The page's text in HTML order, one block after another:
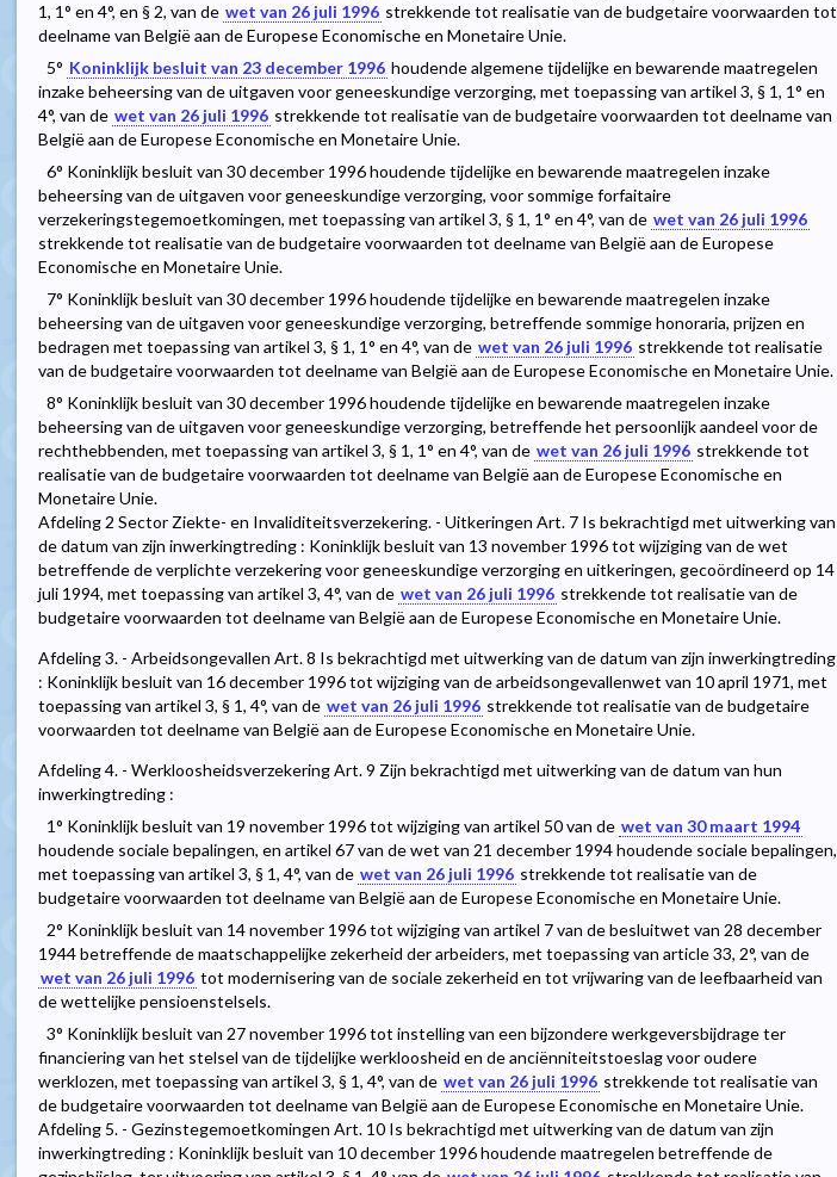
1, 1° en 4°, en § 2, van de wet van 26 juli 1996 strekkende tot realisatie van de budgetaire voorwaarden tot
deelname van België aan de Europese Economische en Monetaire Unie.
5° Koninklijk besluit van 23 december 1996 houdende algemene tijdelijke en bewarende maatregelen
inzake beheersing van de uitgaven voor geneeskundige verzorging, met toepassing van artikel 3, § 1, 1° en
4°, van de wet van 26 juli 1996 strekkende tot realisatie van de budgetaire voorwaarden tot deelname van
België aan de Europese Economische en Monetaire Unie.
6° Koninklijk besluit van 30 december 1996 houdende tijdelijke en bewarende maatregelen inzake
beheersing van de uitgaven voor geneeskundige verzorging, voor sommige forfaitaire
verzekeringstegemoetkomingen, met toepassing van artikel 3, § 1, 1° en 4°, van de wet van 26 juli 1996
strekkende tot realisatie van de budgetaire voorwaarden tot deelname van België aan de Europese
Economische en Monetaire Unie.
7° Koninklijk besluit van 30 december 1996 houdende tijdelijke en bewarende maatregelen inzake
beheersing van de uitgaven voor geneeskundige verzorging, betreffende sommige honoraria, prijzen en
bedragen met toepassing van artikel 3, § 1, 1° en 4°, van de wet van 26 juli 1996 strekkende tot realisatie
van de budgetaire voorwaarden tot deelname van België aan de Europese Economische en Monetaire Unie.
8° Koninklijk besluit van 30 december 1996 houdende tijdelijke en bewarende maatregelen inzake
beheersing van de uitgaven voor geneeskundige verzorging, betreffende het persoonlijk aandeel voor de
rechthebbenden, met toepassing van artikel 3, § 1, 1° en 4°, van de wet van 26 juli 1996 strekkende tot
realisatie van de budgetaire voorwaarden tot deelname van België aan de Europese Economische en
Monetaire Unie.
Afdeling 2 Sector Ziekte- en Invaliditeitsverzekering. - Uitkeringen Art. 7 Is bekrachtigd met uitwerking van
de datum van zijn inwerkingtreding : Koninklijk besluit van 13 november 1996 tot wijziging van de wet
betreffende de verplichte verzekering voor geneeskundige verzorging en uitkeringen, gecoördineerd op 14
juli 1994, met toepassing van artikel 3, 4°, van de wet van 26 juli 1996 strekkende tot realisatie van de
budgetaire voorwaarden tot deelname van België aan de Europese Economische en Monetaire Unie.
Afdeling 3. - Arbeidsongevallen Art. 8 Is bekrachtigd met uitwerking van de datum van zijn inwerkingtreding
: Koninklijk besluit van 16 december 1996 tot wijziging van de arbeidsongevallenwet van 10 april 1971, met
toepassing van artikel 3, § 1, 4°, van de wet van 26 juli 1996 strekkende tot realisatie van de budgetaire
voorwaarden tot deelname van België aan de Europese Economische en Monetaire Unie.
Afdeling 4. - Werkloosheidsverzekering Art. 9 Zijn bekrachtigd met uitwerking van de datum van hun
inwerkingtreding :
1° Koninklijk besluit van 19 november 1996 tot wijziging van artikel 50 van de wet van 30 maart 1994
houdende sociale bepalingen, en artikel 67 van de wet van 21 december 1994 houdende sociale bepalingen,
met toepassing van artikel 3, § 1, 4°, van de wet van 26 juli 1996 strekkende tot realisatie van de
budgetaire voorwaarden tot deelname van België aan de Europese Economische en Monetaire Unie.
2° Koninklijk besluit van 14 november 1996 tot wijziging van artikel 7 van de besluitwet van 28 december
1944 betreffende de maatschappelijke zekerheid der arbeiders, met toepassing van article 33, 2°, van de
wet van 26 juli 1996 tot modernisering van de sociale zekerheid en tot vrijwaring van de leefbaarheid van
de wettelijke pensioenstelsels.
3° Koninklijk besluit van 27 november 1996 tot instelling van een bijzondere werkgeversbijdrage ter
financiering van het stelsel van de tijdelijke werkloosheid en de anciënniteitstoeslag voor oudere
werklozen, met toepassing van artikel 3, § 1, 4°, van de wet van 26 juli 1996 strekkende tot realisatie van
de budgetaire voorwaarden tot deelname van België aan de Europese Economische en Monetaire Unie.
Afdeling 5. - Gezinstegemoetkomingen Art. 10 Is bekrachtigd met uitwerking van de datum van zijn
inwerkingtreding : Koninklijk besluit van 10 december 1996 houdende maatregelen betreffende de